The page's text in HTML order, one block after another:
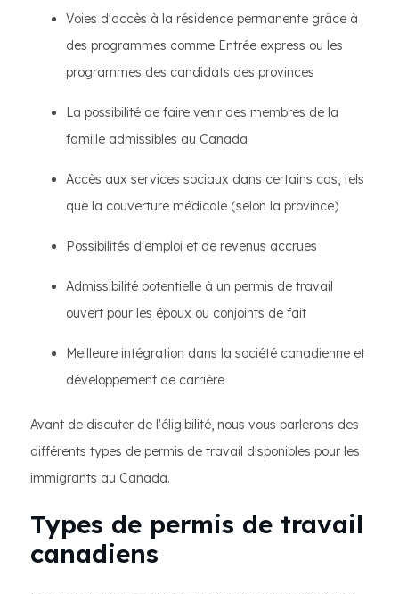
Voies d'accès à la résidence permanente grâce à
des programmes comme Entrée express ou les
programmes des candidats des provinces
La possibilité de faire venir des membres de la
famille admissibles au Canada
Accès aux services sociaux dans certains cas, tels
que la couverture médicale (selon la province)
Possibilités d'emploi et de revenus accrues
Admissibilité potentielle à un permis de travail
ouvert pour les époux ou conjoints de fait
Meilleure intégration dans la société canadienne et
développement de carrière
Avant de discuter de l'éligibilité, nous vous parlerons des
différents types de permis de travail disponibles pour les
immigrants au Canada.
Types de permis de travail
canadiens